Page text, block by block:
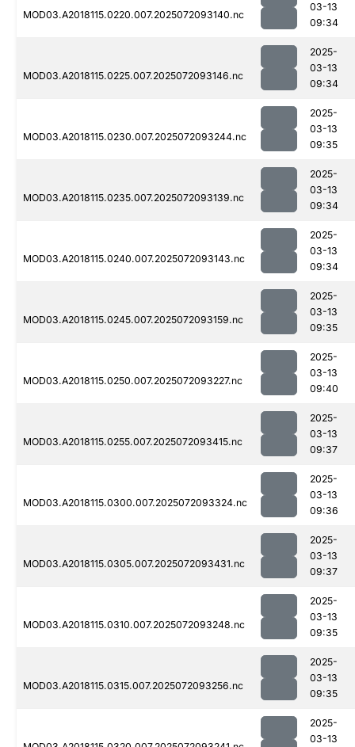
MOD03.A2018115.0220.007.2025072093140.nc
03-13
09:34
MOD03.A2018115.0225.007.2025072093146.nc
2025-
03-13
09:34
MOD03.A2018115.0230.007.2025072093244.nc
2025-
03-13
09:35
MOD03.A2018115.0235.007.2025072093139.nc
2025-
03-13
09:34
MOD03.A2018115.0240.007.2025072093143.nc
2025-
03-13
09:34
MOD03.A2018115.0245.007.2025072093159.nc
2025-
03-13
09:35
MOD03.A2018115.0250.007.2025072093227.nc
2025-
03-13
09:40
MOD03.A2018115.0255.007.2025072093415.nc
2025-
03-13
09:37
MOD03.A2018115.0300.007.2025072093324.nc
2025-
03-13
09:36
MOD03.A2018115.0305.007.2025072093431.nc
2025-
03-13
09:37
MOD03.A2018115.0310.007.2025072093248.nc
2025-
03-13
09:35
MOD03.A2018115.0315.007.2025072093256.nc
2025-
03-13
09:35
2025-
03-13